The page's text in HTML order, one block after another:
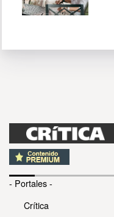
- Portales -
Crítica